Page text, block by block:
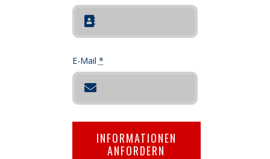
E-Mail *
INFORMATIONEN
ANFORDERN